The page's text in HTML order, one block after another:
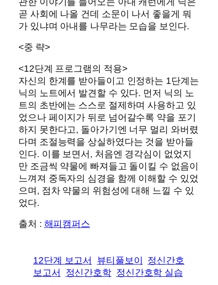
곧 사회에 나올 건데 소문이 나서 좋을게 뭐
가 있냐며 아내를 나무라는 모습을 보인다.
<중 략>
<12단계 프로그램의 적용>
자신의 한계를 받아들이고 인정하는 1단계는
닉의 노트에서 발견할 수 있다. 먼저 닉의 노
트의 초반에는 스스로 절제하며 사용하고 있
었으나 페이지가 뒤로 넘어갈수록 약을 포기
하지 못한다고, 돌아가기엔 너무 멀리 와버렸
다며 조절능력을 상실하였다는 것을 받아들
인다. 이를 보면서, 처음엔 경각심이 없었지
만 조금씩 약물에 빠져들고 돌이킬 수 없음이
느껴져 중독자의 심경을 함께 이해할 수 있었
으며, 점차 약물의 위험성에 대해 느낄 수 있
었다.
출처 : 해피캠퍼스
12단계 보고서 뷰티풀보이
정신간호
보고서
정신간호학 정신간호학 실습